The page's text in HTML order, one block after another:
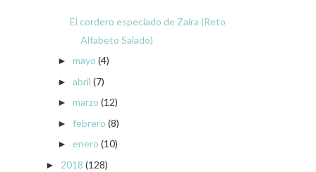
El cordero especiado de Zaira (Reto
Alfabeto Salado)
► mayo (4)
► abril (7)
► marzo (12)
► febrero (8)
► enero (10)
► 2018 (128)